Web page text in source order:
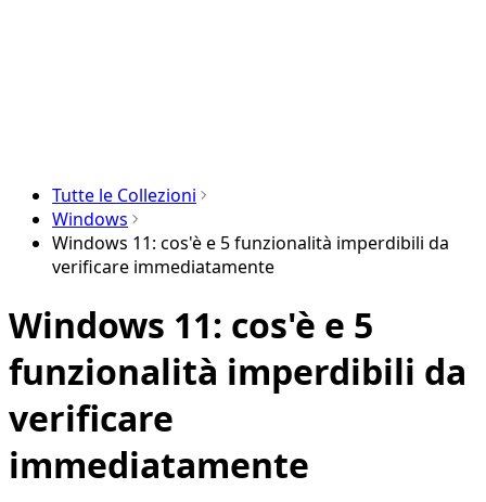
Tutte le Collezioni
Windows
Windows 11: cos'è e 5 funzionalità imperdibili da
verificare immediatamente
Windows 11: cos'è e 5
funzionalità imperdibili da
verificare
immediatamente